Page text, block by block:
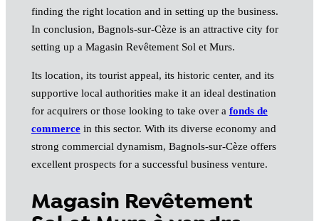
finding the right location and in setting up the business.
In conclusion, Bagnols-sur-Cèze is an attractive city for
setting up a Magasin Revêtement Sol et Murs.
Its location, its tourist appeal, its historic center, and its
supportive local authorities make it an ideal destination
for acquirers or those looking to take over a fonds de
commercein this sector. With its diverse economy and
strong commercial dynamism, Bagnols-sur-Cèze offers
excellent prospects for a successful business venture.
Magasin Revêtement